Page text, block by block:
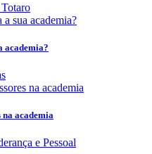
academia?
na academia
e Pessoal